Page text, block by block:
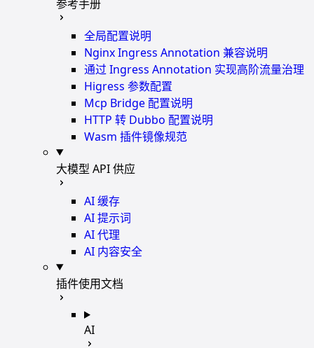
参考手册
全局配置说明
Nginx Ingress Annotation 兼容说明
通过 Ingress Annotation 实现高阶流量治理
Higress 参数配置
Mcp Bridge 配置说明
HTTP 转 Dubbo 配置说明
Wasm 插件镜像规范
大模型 API 供应
AI 缓存
AI 提示词
AI 代理
AI 内容安全
插件使用文档
AI